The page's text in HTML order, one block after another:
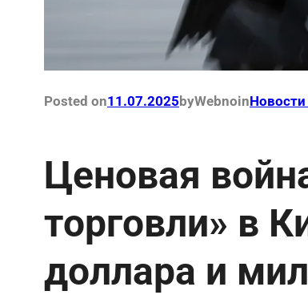
Posted on11.07.2025byWebnoinНовости
Ценовая
торговли» в
доллара и